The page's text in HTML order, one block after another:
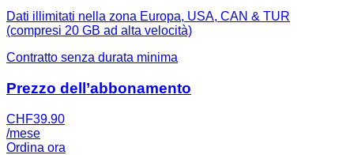
Dati illimitati nella zona Europa, USA, CAN & TUR
(compresi 20 GB ad alta velocità)
Contratto senza durata minima
Prezzo dell’abbonamento
CHF39.90
/mese
Ordina ora